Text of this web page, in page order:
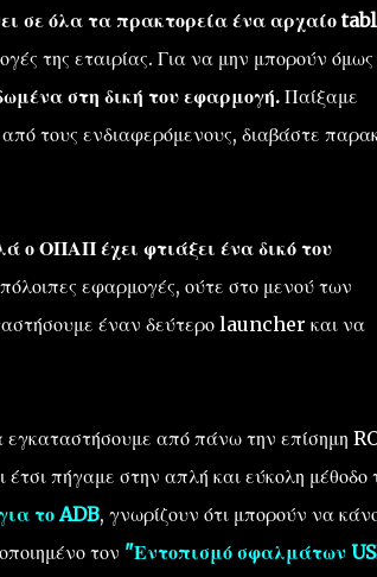
σε όλα τα πρακτορεία ένα αρχαίο
της εταιρίας. Για να μην μπορούν
στη δική του εφαρμογή.Παίξαμε
τους ενδιαφερόμενους, διαβάστε
ο ΟΠΑΠ έχει φτιάξει ένα δικό του
εφαρμογές, ούτε στο μενού των
έναν δεύτερο launcher και να
από πάνω την επίσημη
πήγαμε στην απλή και εύκολη μέθοδο
το ADB, γνωρίζουν ότι μπορούν να
τον "Εντοπισμό σφαλμάτων